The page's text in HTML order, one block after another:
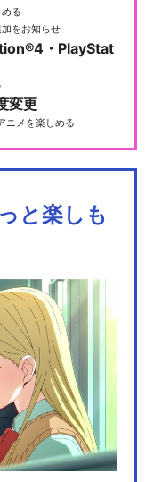
る
をお知らせ
・PlayStat
変更
ニメを楽しめる
と楽しも